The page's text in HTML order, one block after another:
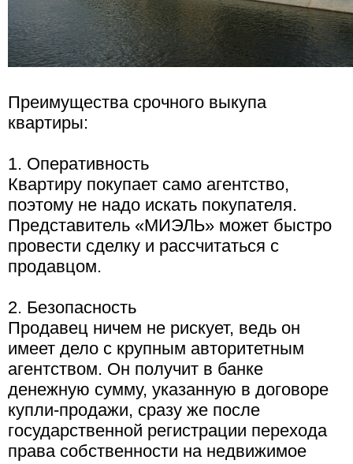
Преимущества срочного выкупа
квартиры:
1. Оперативность
Квартиру покупает само агентство,
поэтому не надо искать покупателя.
Представитель «МИЭЛЬ» может быстро
провести сделку и рассчитаться с
продавцом.
2. Безопасность
Продавец ничем не рискует, ведь он
имеет дело с крупным авторитетным
агентством. Он получит в банке
денежную сумму, указанную в договоре
купли-продажи, сразу же после
государственной регистрации перехода
права собственности на недвижимое